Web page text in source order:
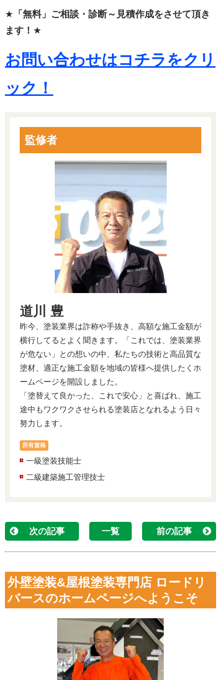
★ 「無料」ご相談・診断～見積作成をさせて頂き
ます！ ★
お問い合わせはコチラをクリ
ック！
監修者
道川 豊
昨今、塗装業界は詐称や手抜き、高額な施工金額が
横行してるとよく聞きます。「これでは、塗装業界
が危ない」との想いの中、私たちの技術と高品質な
塗材、適正な施工金額を地域の皆様へ提供したくホ
ームページを開設しました。
「塗替えて良かった、これで安心」と喜ばれ、施工
途中もワクワクさせられる塗装店となれるよう日々
努力します。
所有資格
一級塗装技能士
二級建築施工管理技士
次の記事 一覧 前の記事
外壁塗装&屋根塗装専門店 ロードリ
バースのホームページへようこそ